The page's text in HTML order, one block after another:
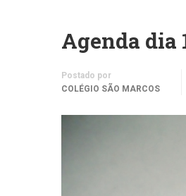
Agenda dia
Postado por
COLÉGIO SÃO MARCOS